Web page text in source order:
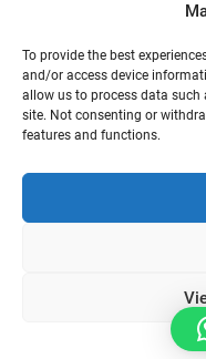
To provide the best
and/or access device
allow us to process data such
site. Not consenting or
features and functions.
G Google